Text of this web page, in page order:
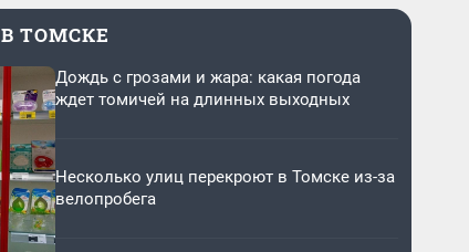
В ТОМСКЕ
Дождь с грозами и жара: какая погода
ждет томичей на длинных выходных
Несколько улиц перекроют в Томске из-за
велопробега